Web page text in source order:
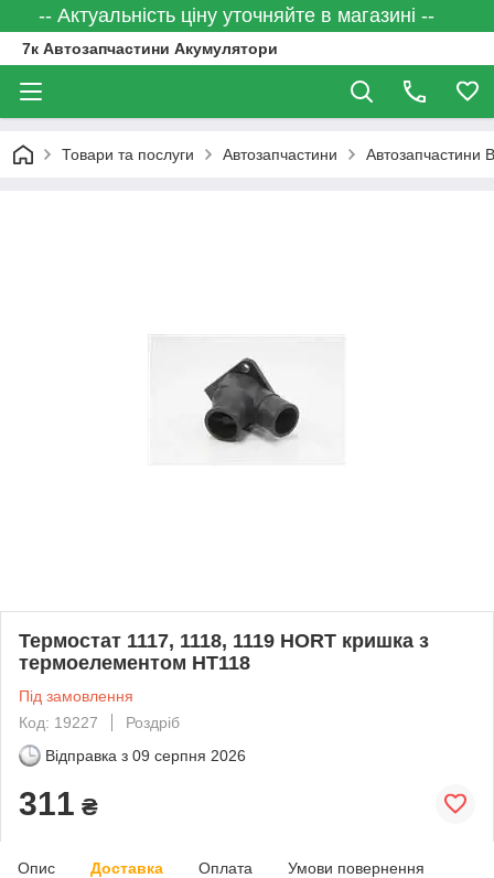
-- Актуальність ціну уточняйте в магазині --
7к Автозапчастини Акумулятори
Товари та послуги Автозапчастини Автозапчастини
Термостат 1117, 1118, 1119 HORT кришка з
термоелементом HT118
Під замовлення
Код: 19227
Роздріб
Відправка з 09 серпня 2026
311 ₴
Опис Доставка Оплата Умови повернення